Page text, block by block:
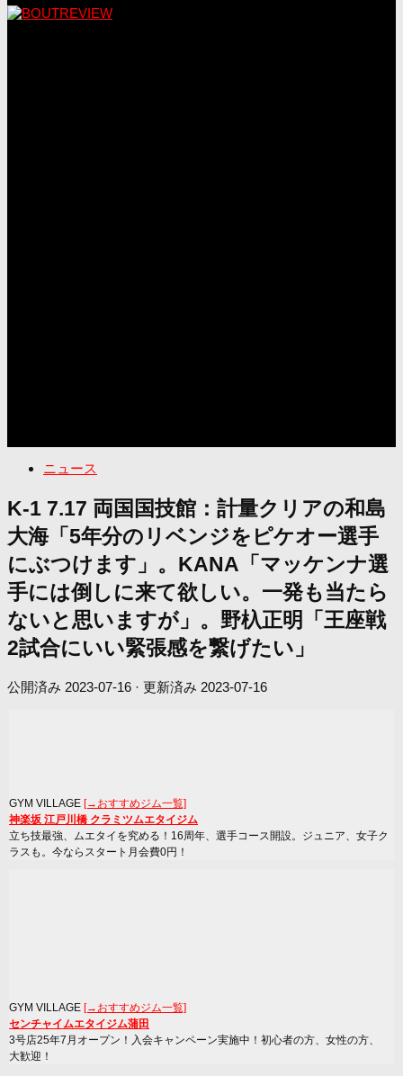
ニュース
K-1 7.17 両国国技館：計量クリアの和島
大海「5年分のリベンジをピケオー選手
にぶつけます」。KANA「マッケンナ選
手には倒しに来て欲しい。一発も当たら
ないと思いますが」。野杁正明「王座戦
2試合にいい緊張感を繋げたい」
公開済み 2023-07-16 · 更新済み 2023-07-16
GYM VILLAGE [→おすすめジム一覧]
神楽坂 江戸川橋 クラミツムエタイジム
立ち技最強、ムエタイを究める！16周年、選手コース開設。ジュニア、女子ク
ラスも。今ならスタート月会費0円！
GYM VILLAGE [→おすすめジム一覧]
センチャイムエタイジム蒲田
3号店25年7月オープン！入会キャンペーン実施中！初心者の方、女性の方、
大歓迎！